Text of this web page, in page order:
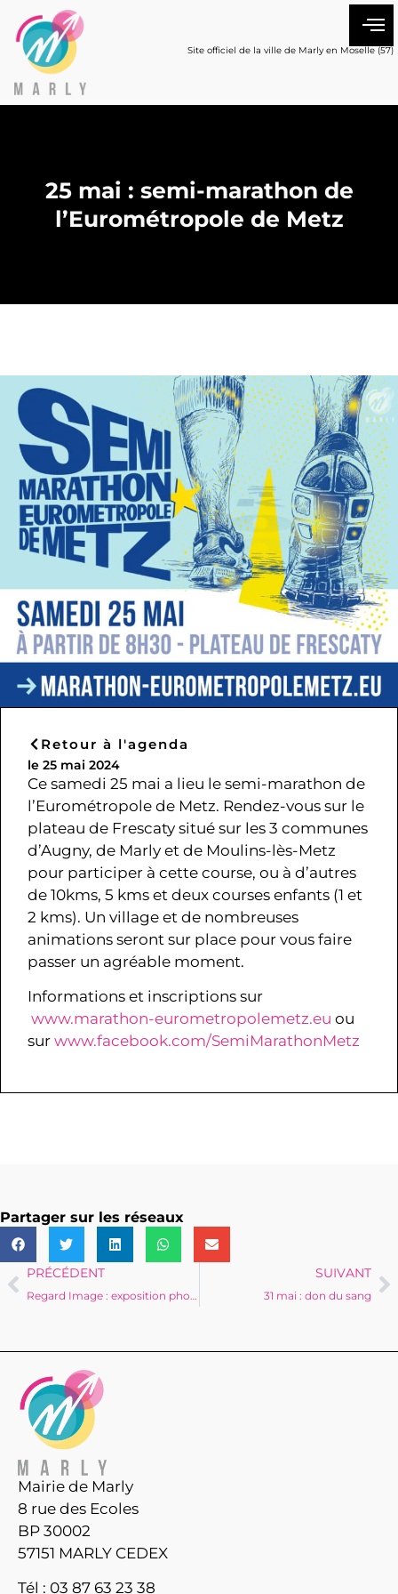
Site officiel de la ville de Marly en Moselle (57)
25 mai : semi-marathon de
l’Eurométropole de Metz
Retour à l'agenda
le 25 mai 2024
Ce samedi 25 mai a lieu le semi-marathon de
l’Eurométropole de Metz. Rendez-vous sur le
plateau de Frescaty situé sur les 3 communes
d’Augny, de Marly et de Moulins-lès-Metz
pour participer à cette course, ou à d’autres
de 10kms, 5 kms et deux courses enfants (1 et
2 kms). Un village et de nombreuses
animations seront sur place pour vous faire
passer un agréable moment.
Informations et inscriptions sur
www.marathon-eurometropolemetz.eu ou
sur www.facebook.com/SemiMarathonMetz
Partager sur les réseaux
PRÉCÉDENT
Regard Image : exposition photos du 25 mai au 2 juin
SUIVANT
31 mai : don du sang
Mairie de Marly
8 rue des Ecoles
BP 30002
57151 MARLY CEDEX
Tél : 03 87 63 23 38